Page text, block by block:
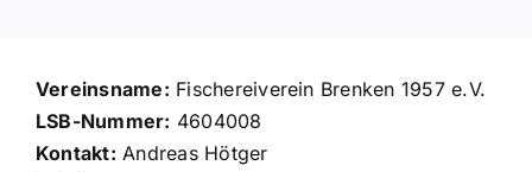
Vereinsname: Fischereiverein Brenken 1957 e.V.
LSB-Nummer: 4604008
Kontakt: Andreas Hötger